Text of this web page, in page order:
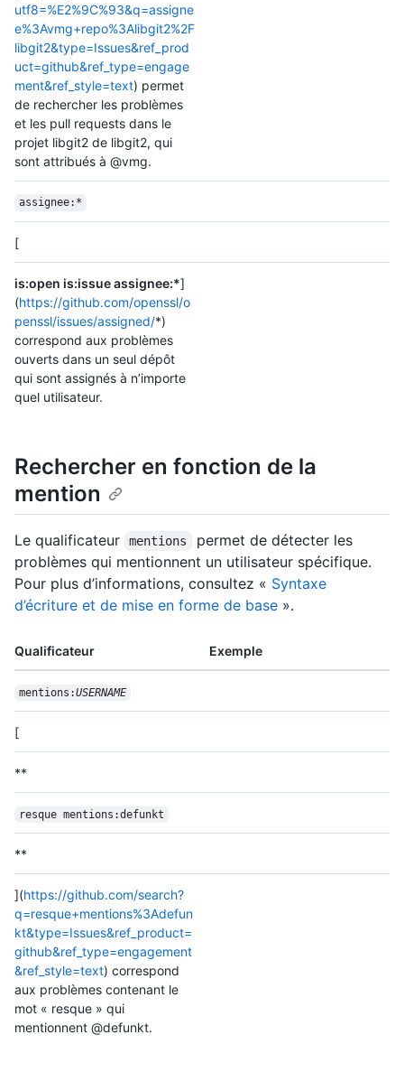
utf8=%E2%9C%93&q=assigne
e%3Avmg+repo%3Alibgit2%2F
libgit2&type=Issues&ref_prod
uct=github&ref_type=engage
ment&ref_style=text) permet
de rechercher les problèmes
et les pull requests dans le
projet libgit2 de libgit2, qui
sont attribués à @vmg.
assignee:*
[
is:open is:issue assignee:*]
(https://github.com/openssl/o
penssl/issues/assigned/*)
correspond aux problèmes
ouverts dans un seul dépôt
qui sont assignés à n’importe
quel utilisateur.
Rechercher en fonction de la
mention
Le qualificateur mentions
permet de détecter les
problèmes qui mentionnent un utilisateur spécifique.
Pour plus d’informations, consultez « Syntaxe
d’écriture et de mise en forme de base ».
Qualificateur Exemple
mentions:USERNAME
[
**
resque mentions:defunkt
**
](https://github.com/search?
q=resque+mentions%3Adefun
kt&type=Issues&ref_product=
github&ref_type=engagement
&ref_style=text) correspond
aux problèmes contenant le
mot « resque » qui
mentionnent @defunkt.